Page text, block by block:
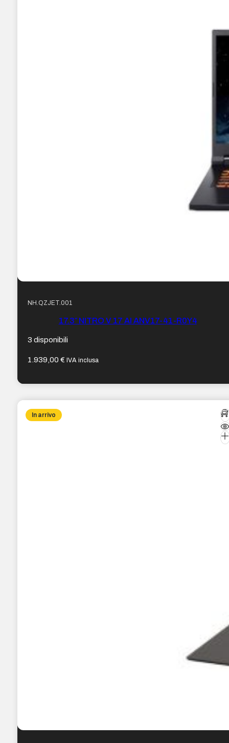
NH.QZJET.001
17.3″ NITRO V 17 AI ANV17-41-R0Y4
3 disponibili
1.939,00€ IVA inclusa
In arrivo